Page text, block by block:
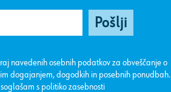
navedenih osebnih podatkov za obveščanje o
dogajanjem, dogodkih in posebnih ponudbah.
s politiko zasebnosti